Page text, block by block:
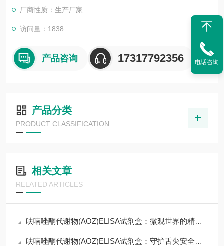
厂商性质：生产厂家
访问量：1838
产品咨询 17317792356
产品分类
PRODUCT CLASSIFICATION
相关文章
RELATED ARTICLES
呋喃唑酮代谢物(AOZ)ELISA试剂盒：微观世界的精准捕手
呋喃唑酮代谢物(AOZ)ELISA试剂盒：守护舌尖安全的免疫防线
电话咨询